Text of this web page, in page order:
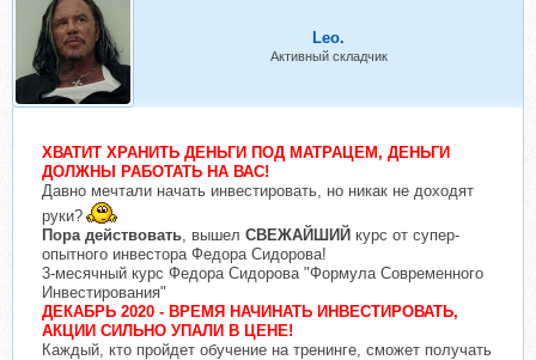
Leo.
Активный складчик
ХВАТИТ ХРАНИТЬ ДЕНЬГИ ПОД МАТРАЦЕМ, ДЕНЬГИ
ДОЛЖНЫ РАБОТАТЬ НА ВАС!
Давно мечтали начать инвестировать, но никак не доходят
руки?
Пора действовать , вышел СВЕЖАЙШИЙ курс от супер-
опытного инвестора Федора Сидорова!
3-месячный курс Федора Сидорова "Формула Современного
Инвестирования"
ДЕКАБРЬ 2020 - ВРЕМЯ НАЧИНАТЬ ИНВЕСТИРОВАТЬ,
АКЦИИ СИЛЬНО УПАЛИ В ЦЕНЕ!
Каждый, кто пройдет обучение на тренинге, сможет получать